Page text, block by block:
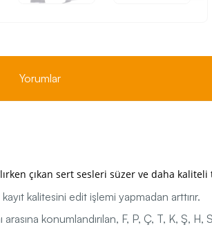
Yorumlar
çıkan sert sesleri süzer ve daha
kalitesini edit işlemi yapmadan arttırır.
arasına konumlandırılan, F, P, Ç, T, K,